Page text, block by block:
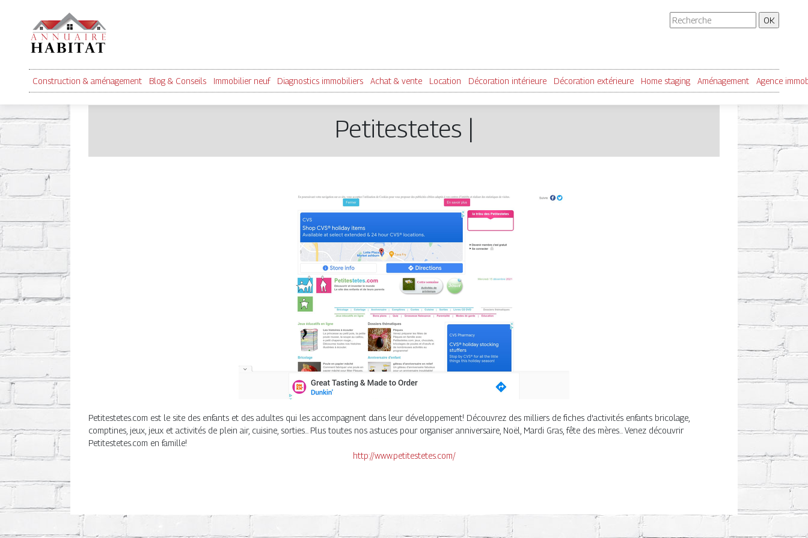
Construction & aménagement Blog & Conseils Immobilier neuf Diagnostics immobiliers Achat & vente Location Décoration intérieure Décoration extérieure Home staging Aménagement Agence
Petiteste­tes |
Petitestetes.com est le site des enfants et des adultes qui les accompagnent dans leur développement! Découvrez des milliers de fiches d'activités enfants bricolage,
comptines, jeux, jeux et activités de plein air, cuisine, sorties... Plus toutes nos astuces pour organiser anniversaire, Noël, Mardi Gras, fête des mères... Venez découvrir
Petitestetes.com en famille!
http://www.petitestetes.com/